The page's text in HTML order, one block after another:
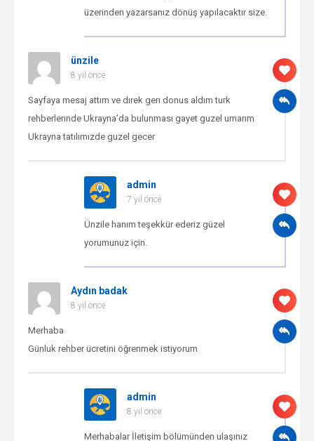
üzerinden yazarsanız dönüş yapılacaktır size.
ünzile
8 yıl önce
Sayfaya mesaj attım ve dırek gerı donus aldım turk
rehberlerınde Ukrayna’da bulunması gayet guzel umarım
Ukrayna tatılımızde guzel gecer
admin
7 yıl önce
Ünzile hanım teşekkür ederiz güzel
yorumunuz için.
Aydın badak
8 yıl önce
Merhaba
Günluk rehber ücretini öğrenmek istiyorum
admin
8 yıl önce
Merhabalar İletişim bölümünden ulaşınız